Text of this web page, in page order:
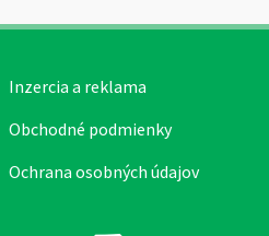
Inzercia a reklama
Obchodné podmienky
Ochrana osobných údajov